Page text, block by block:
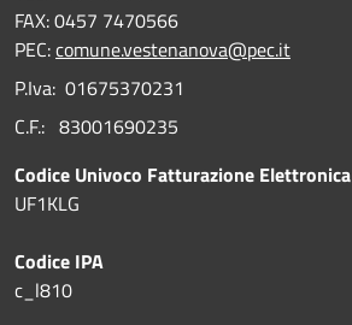
FAX: 0457 7470566
PEC:comune.vestenanova@pec.it
P.Iva: 01675370231
C.F.: 83001690235
Codice Univoco Fatturazione Elettronica
UF1KLG
Codice IPA
c_l810